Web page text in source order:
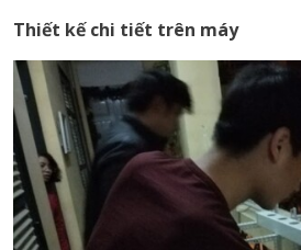
Thiết kế chi tiết trên máy